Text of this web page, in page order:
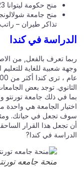
منح حكومة ليتوانا 2023 – 2024 ( ممولة بالكامل )
تذاكر طيران – راتب
في كندا
تعرف بالفعل, من
شعبية للغاية للتعليم
توجد بعض الجامعات
في ذلك جامعة تورنتو
الجامعة هي واحدة من
تجعل في حياتك. ومئات
تجعل هذا القرار الساحقة.
في كندا?
منحة جامعه تورنتو 2023 في كندا ( ممولة )